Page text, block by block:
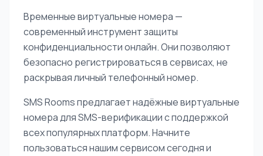
Временные виртуальные номера —
современный инструмент защиты
конфиденциальности онлайн. Они позволяют
безопасно регистрироваться в сервисах, не
раскрывая личный телефонный номер.
SMS Rooms предлагает надёжные виртуальные
номера для SMS-верификации с поддержкой
всех популярных платформ. Начните
пользоваться нашим сервисом сегодня и